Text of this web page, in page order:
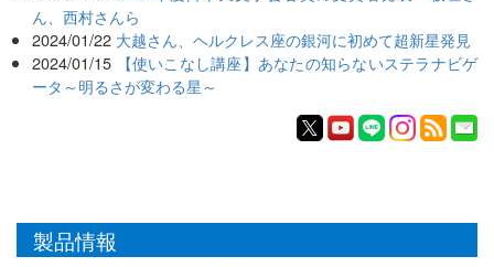
ん、西村さんら
2024/01/22 大越さん、ヘルクレス座の銀河に初めて超新星発見
2024/01/15
【使いこなし講座】あなたの知らないステラナビゲ
ータ～明るさが変わる星～
製品情報